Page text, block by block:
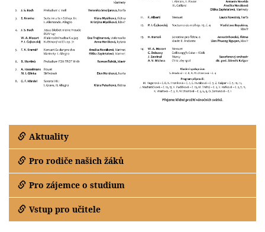
Aktuality
Pro rodiče našich žáků
Pro zájemce o studium
Vstup pro učitele